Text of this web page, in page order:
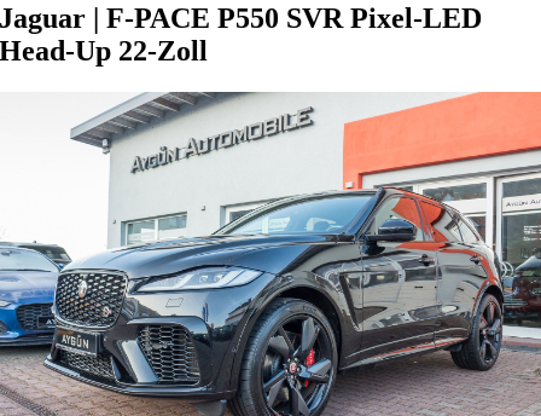
Jaguar | F-PACE P550 SVR Pixel-LED
Head-Up 22-Zoll